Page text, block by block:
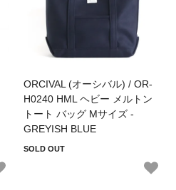
ORCIVAL (オーシバル) / OR-
H0240 HML ヘビー メルトン
トート バッグ Mサイズ -
GREYISH BLUE
SOLD OUT